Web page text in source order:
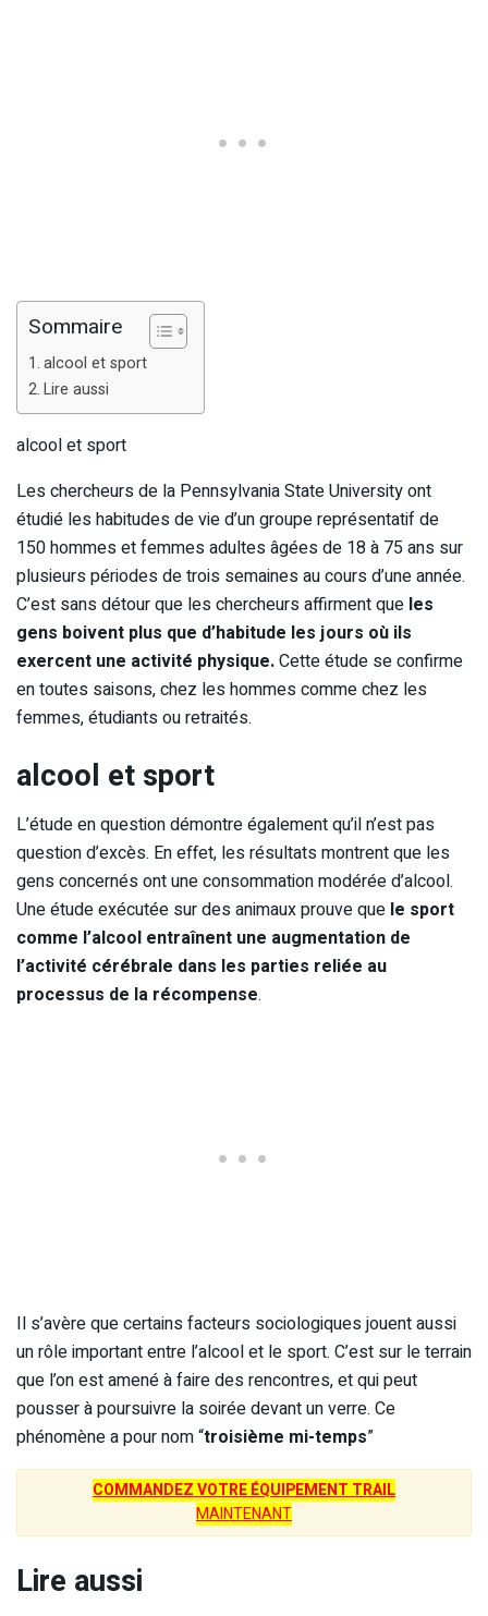
Sommaire
alcool et sport
Lire aussi
alcool et sport
Les chercheurs de la Pennsylvania State University ont
étudié les habitudes de vie d’un groupe représentatif de
150 hommes et femmes adultes âgées de 18 à 75 ans sur
plusieurs périodes de trois semaines au cours d’une année.
C’est sans détour que les chercheurs affirment que les
gens boivent plus que d’habitude les jours où ils
exercent une activité physique.Cette étude se confirme
en toutes saisons, chez les hommes comme chez les
femmes, étudiants ou retraités.
alcool et sport
L’étude en question démontre également qu’il n’est pas
question d’excès. En effet, les résultats montrent que les
gens concernés ont une consommation modérée d’alcool.
Une étude exécutée sur des animaux prouve que le sport
comme l’alcool entraînent une augmentation de
l’activité cérébrale dans les parties reliée au
processus de la récompense.
Il s’avère que certains facteurs sociologiques jouent aussi
un rôle important entre l’alcool et le sport. C’est sur le terrain
que l’on est amené à faire des rencontres, et qui peut
pousser à poursuivre la soirée devant un verre. Ce
phénomène a pour nom “troisième mi-temps”
COMMANDEZ VOTRE ÉQUIPEMENT TRAIL
MAINTENANT
Lire aussi